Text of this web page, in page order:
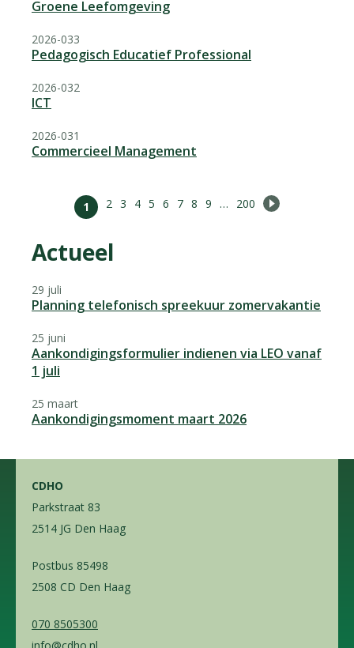
Groene Leefomgeving
Pedagogisch Educatief Professional
2026-033
ICT
2026-032
Commercieel Management
2026-031
1 2 3 4 5 6 7 8 9 … 200
Actueel
Planning telefonisch spreekuur zomervakantie
29 juli
Aankondigingsformulier indienen via LEO vanaf
1 juli
25 juni
Aankondigingsmoment maart 2026
25 maart
CDHO
Parkstraat 83
2514 JG Den Haag
Postbus 85498
2508 CD Den Haag
070 8505300